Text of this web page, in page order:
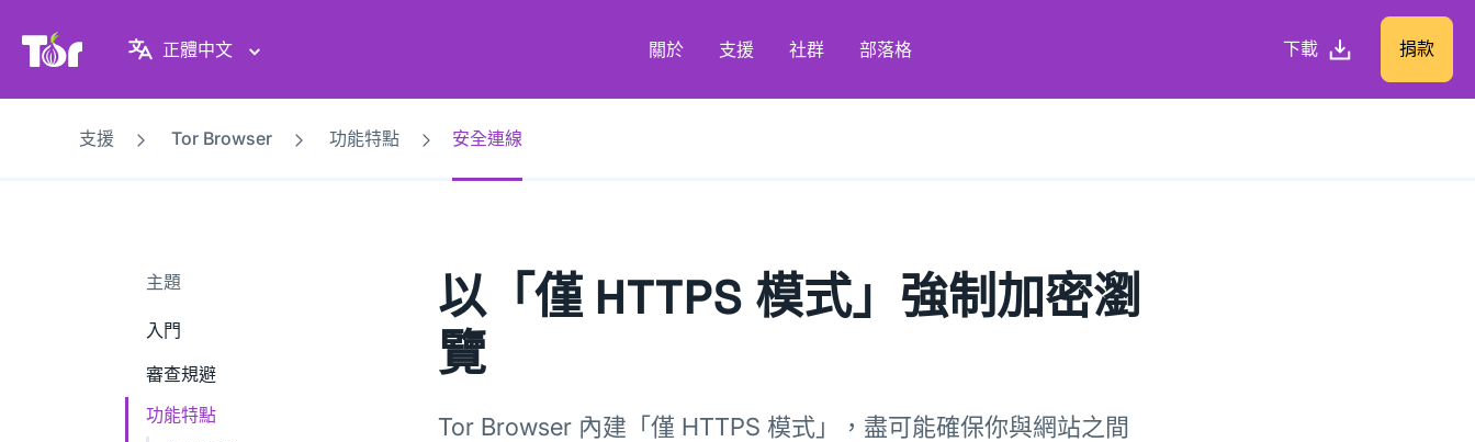
Tor Project 網站
正體中文 關於 支援 社群 部落格 下載 捐款
支援 Tor Browser 功能特點 安全連線
主題
入門
審查規避
功能特點
以「僅 HTTPS 模式」強制加密瀏
覽
Tor Browser 內建「僅 HTTPS 模式」，盡可能確保你與網站之間